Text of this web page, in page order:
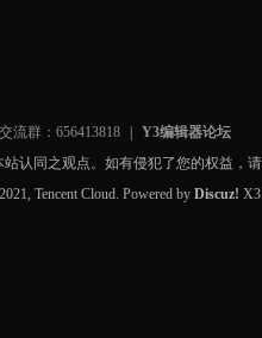
流群：656413818
Y3编辑器论坛
认同之观点。如有侵犯了您的权益，
Tencent Cloud. Powered byDiscuz!